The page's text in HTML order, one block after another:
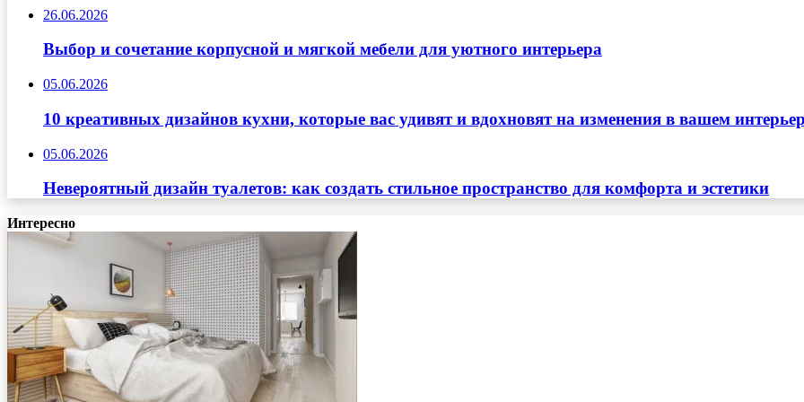
26.06.2026
Выбор и сочетание корпусной и мягкой мебели для уютного интерьера
05.06.2026
10 креативных дизайнов кухни, которые вас удивят и вдохновят на изменения в вашем
05.06.2026
Невероятный дизайн туалетов: как создать стильное пространство для комфорта и эстетики
Интересно